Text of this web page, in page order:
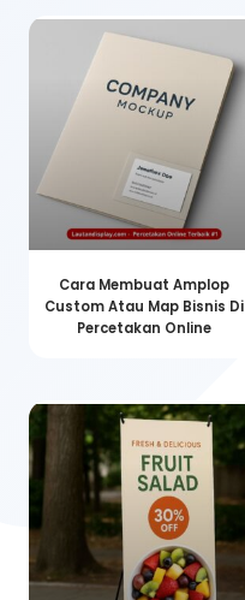
Cara Membuat Amplop
Custom Atau Map Bisnis Di
Percetakan Online